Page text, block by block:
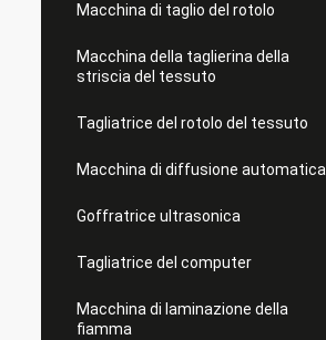
Macchina di taglio del rotolo
Macchina della taglierina della
striscia del tessuto
Tagliatrice del rotolo del tessuto
Macchina di diffusione automatica
Goffratrice ultrasonica
Tagliatrice del computer
Macchina di laminazione della
fiamma